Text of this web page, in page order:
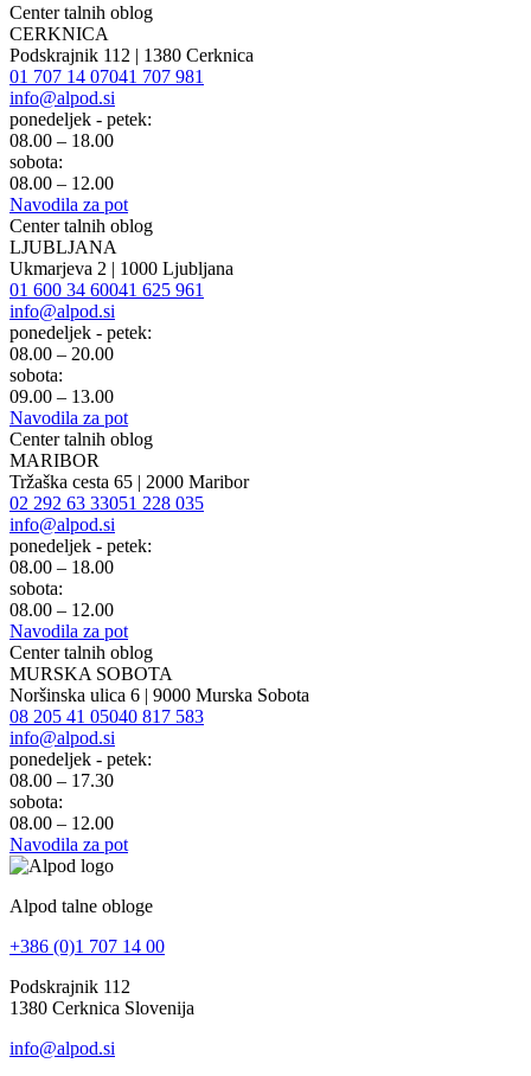
Center talnih oblog
CERKNICA
Podskrajnik 112 | 1380 Cerknica
01 707 14 07041 707 981
info@alpod.si
ponedeljek - petek:
08.00 – 18.00
sobota:
08.00 – 12.00
Navodila za pot
Center talnih oblog
LJUBLJANA
Ukmarjeva 2 | 1000 Ljubljana
01 600 34 60041 625 961
info@alpod.si
ponedeljek - petek:
08.00 – 20.00
sobota:
09.00 – 13.00
Navodila za pot
Center talnih oblog
MARIBOR
Tržaška cesta 65 | 2000 Maribor
02 292 63 33051 228 035
info@alpod.si
ponedeljek - petek:
08.00 – 18.00
sobota:
08.00 – 12.00
Navodila za pot
Center talnih oblog
MURSKA SOBOTA
Noršinska ulica 6 | 9000 Murska Sobota
08 205 41 05040 817 583
info@alpod.si
ponedeljek - petek:
08.00 – 17.30
sobota:
08.00 – 12.00
Navodila za pot
Alpod talne obloge
+386 (0)1 707 14 00
Podskrajnik 112
1380 Cerknica Slovenija
info@alpod.si